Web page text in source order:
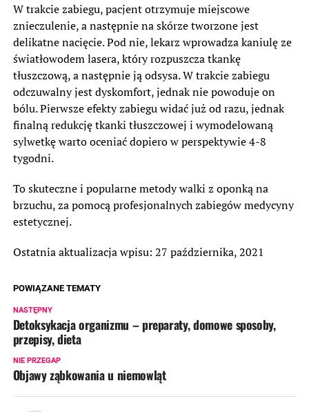
W trakcie zabiegu, pacjent otrzymuje miejscowe
znieczulenie, a następnie na skórze tworzone jest
delikatne nacięcie. Pod nie, lekarz wprowadza kaniulę ze
światłowodem lasera, który rozpuszcza tkankę
tłuszczową, a następnie ją odsysa. W trakcie zabiegu
odczuwalny jest dyskomfort, jednak nie powoduje on
bólu. Pierwsze efekty zabiegu widać już od razu, jednak
finalną redukcję tkanki tłuszczowej i wymodelowaną
sylwetkę warto oceniać dopiero w perspektywie 4-8
tygodni.
To skuteczne i popularne metody walki z oponką na
brzuchu, za pomocą profesjonalnych zabiegów medycyny
estetycznej.
Ostatnia aktualizacja wpisu: 27 października, 2021
POWIĄZANE TEMATY
NASTĘPNY
Detoksykacja organizmu – preparaty, domowe sposoby,
przepisy, dieta
NIE PRZEGAP
Objawy ząbkowania u niemowląt